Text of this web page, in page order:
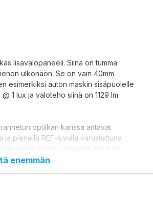
lisävalopaneeli. Siinä on tumma
ulkonäön. Se on vain 40mm
esimerkiksi auton maskin sisäpuolelle
1 lux ja valoteho siinä on 1129 lm.
optiikan kanssa antavat
pienellä REF-luvulla varustettuna
asennettuna. Lisävalon linssi on
Se on varustettu Deutsch
enemmän